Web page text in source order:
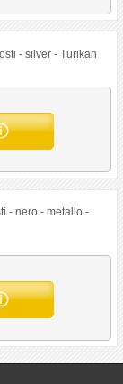
- silver - Turikan
- nero - metallo -